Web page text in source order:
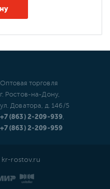
Оптовая торговля
г. Ростов-на-Дону,
ул. Доватора, д. 146/5
+7 (863) 2-209-939,
+7 (863) 2-209-959
rostov.ru